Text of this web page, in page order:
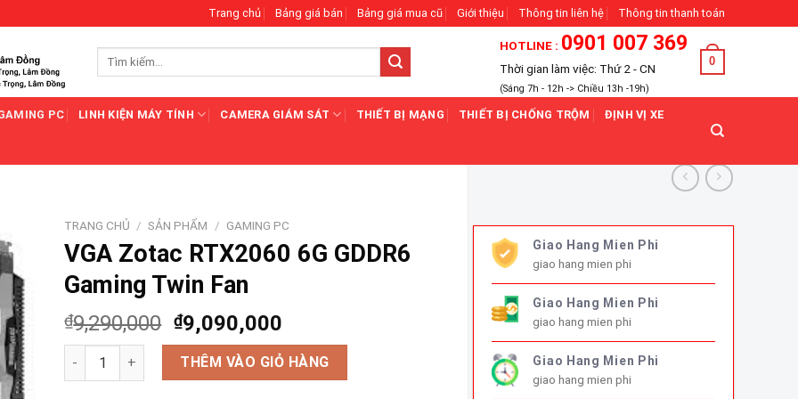
Trang chủ Bảng giá bán Bảng giá mua cũ Giới thiệu Thông tin liên hệ Thông tin thanh toán
Tìm
HOTLINE : 0901 007 369
Thời gian làm việc: Thứ 2 - CN
(Sáng 7h - 12h -> Chiều 13h -19h)
0
PC LINH KIỆN MÁY TÍNH CAMERA GIÁM SÁT THIẾT BỊ MẠNG THIẾT BỊ CHỐNG TRỘM ĐỊNH VỊ XE
Giao Hang Mien Phi
giao hang mien phi
Giao Hang Mien Phi
giao hang mien phi
Giao Hang Mien Phi
giao hang mien phi
TRANG CHỦ / SẢN PHẨM / GAMING PC
VGA Zotac RTX2060 6G GDDR6
Gaming Twin Fan
₫9,290,000 ₫9,090,000
VGA Zotac RTX2060 6G GDDR6 Gaming Twin Fan số lượng
THÊM VÀO GIỎ HÀNG